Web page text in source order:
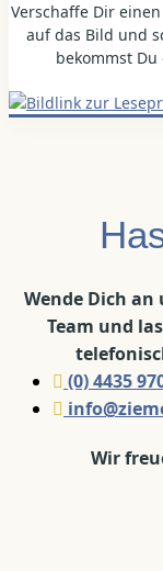
Verschaffe Dir
auf das Bild und
bekommst
Wende Dich
Team und
(0) 4435
Wir